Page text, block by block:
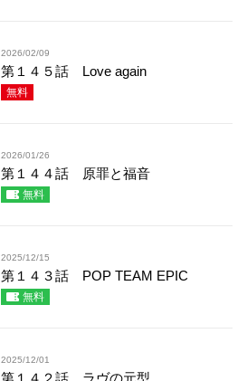
2026/02/09
第１４５話 Love again
無料
2026/01/26
第１４４話 原罪と福音
無料
2025/12/15
第１４３話 POP TEAM EPIC
無料
2025/12/01